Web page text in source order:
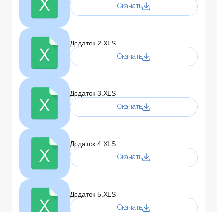
Скачать
Додаток 2.XLS
Скачать
Додаток 3.XLS
Скачать
Додаток 4.XLS
Скачать
Додаток 5.XLS
Скачать